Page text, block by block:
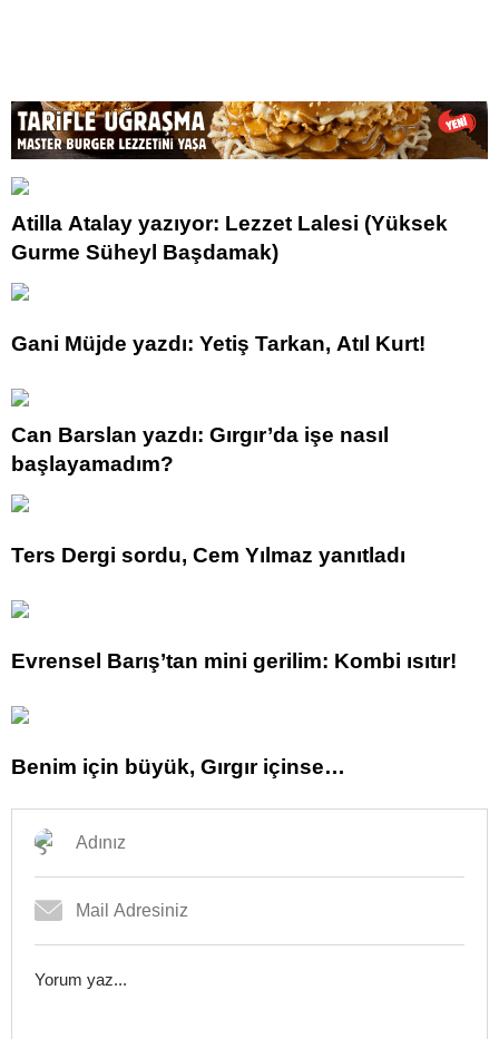
Atilla Atalay yazıyor: Lezzet Lalesi (Yüksek
Gurme Süheyl Başdamak)
Gani Müjde yazdı: Yetiş Tarkan, Atıl Kurt!
Can Barslan yazdı: Gırgır’da işe nasıl
başlayamadım?
Ters Dergi sordu, Cem Yılmaz yanıtladı
Evrensel Barış’tan mini gerilim: Kombi ısıtır!
Benim için büyük, Gırgır içinse…